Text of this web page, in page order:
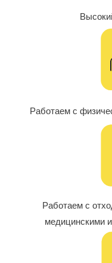
Работаем с
Работаем с
медицинскими